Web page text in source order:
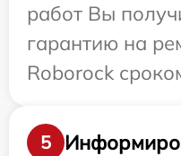
работ Вы
гарантию на
Roborock
5